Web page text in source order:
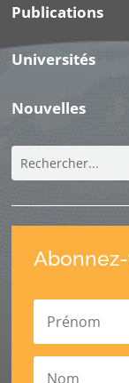
Publications
Universités
Nouvelles